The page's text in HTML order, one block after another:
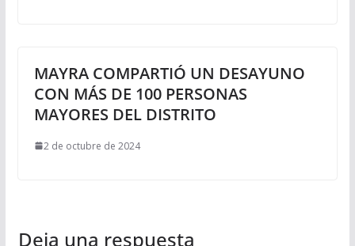
MAYRA COMPARTIÓ UN DESAYUNO
CON MÁS DE 100 PERSONAS
MAYORES DEL DISTRITO
2 de octubre de 2024
Deja una respuesta